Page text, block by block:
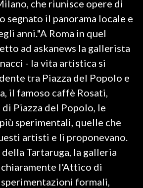
che riunisce opere di
segnato il panorama locale e
anni."A Roma in quel
ad askanews la gallerista
- la vita artistica si
tra Piazza del Popolo e
il famoso caffè Rosati,
Piazza del Popolo, le
sperimentali, quelle che
artisti e li proponevano.
Tartaruga, la galleria
l'Attico di
formali,